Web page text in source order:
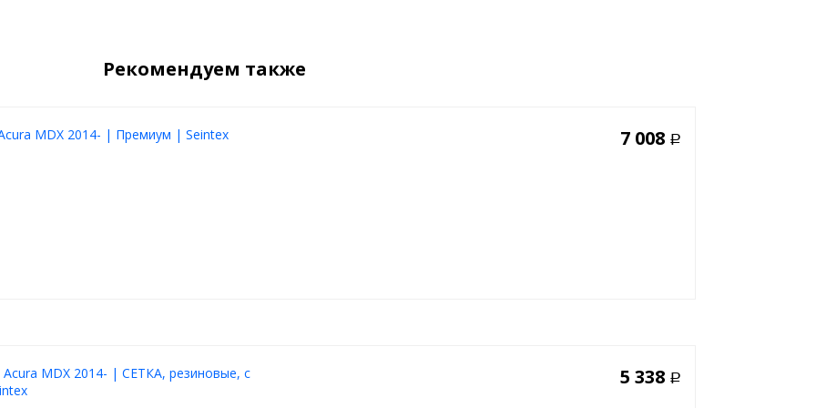
и SUV.
установка
Рекомендуем также
MDX 2014- | Премиум | Seintex 7 008 Р
Acura MDX 2014- | СЕТКА, резиновые, с
5 338 Р